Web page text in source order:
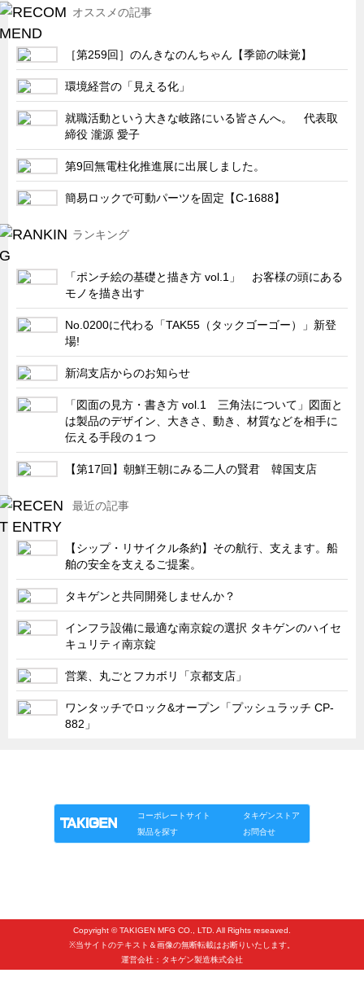
鉄道車両・駅舎関連
CATEGORY 連載
営業、丸ごとフカボリ
新製品開発最前線
Before After
隠れた名品
旬の野菜とタキゲン製品
図面の見方・書き方
キャビネット工業会規格「CA300」集中講義
ズバッとお悩み解決 テクニカル Q and A
光る技術！未来へのモノづくり
ちょっとユニークなお客様
ビジサスニュース
ECOLOGY NEWS SCRAMBLE
支店所在地（歴史探訪）
ニッポン再発見
あれこれWATCH
こんなとき、どう言うの?
４コマ漫画 のんきなのんちゃん
CATEGORY タキゲンinfo.
お知らせ
展示会情報／出展告知
展示会情報／報告レポート
タキゲンの歴史
展示トラック
タキ旅レポ
オススメの記事
［第259回］のんきなのんちゃん【季節の味覚】
環境経営の「見える化」
就職活動という大きな岐路にいる皆さんへ。 代表取
締役 瀧源 愛子
第9回無電柱化推進展に出展しました。
簡易ロックで可動パーツを固定【C-1688】
ランキング
「ポンチ絵の基礎と描き方 vol.1」 お客様の頭にある
モノを描き出す
No.0200に代わる「TAK55（タックゴーゴー）」新登
場!
新潟支店からのお知らせ
「図面の見方・書き方 vol.1 三角法について」図面と
は製品のデザイン、大きさ、動き、材質などを相手に
伝える手段の１つ
【第17回】朝鮮王朝にみる二人の賢君 韓国支店
最近の記事
【シップ・リサイクル条約】その航行、支えます。船
舶の安全を支えるご提案。
タキゲンと共同開発しませんか？
インフラ設備に最適な南京錠の選択 タキゲンのハイセ
キュリティ南京錠
営業、丸ごとフカボリ「京都支店」
ワンタッチでロック&オープン「プッシュラッチ CP-
882」
コーポレートサイト
タキゲンストア
製品を探す
お問合せ
Copyright © TAKIGEN MFG CO., LTD. All Rights reseaved.
※当サイトのテキスト＆画像の無断転載はお断りいたします。
運営会社：タキゲン製造株式会社